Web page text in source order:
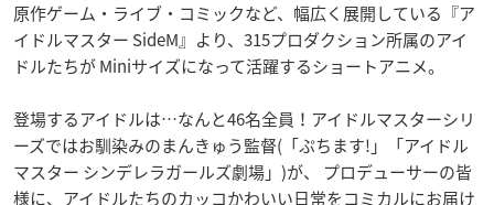
原作ゲーム・ライブ・コミックなど、幅広く展開している『ア
イドルマスター SideM』より、315プロダクション所属のアイ
ドルたちが Miniサイズになって活躍するショートアニメ。
登場するアイドルは…なんと46名全員！アイドルマスターシリ
ーズではお馴染みのまんきゅう監督(「ぷちます!」「アイドル
マスター シンデレラガールズ劇場」)が、 プロデューサーの皆
様に、アイドルたちのカッコかわいい日常をコミカルにお届け